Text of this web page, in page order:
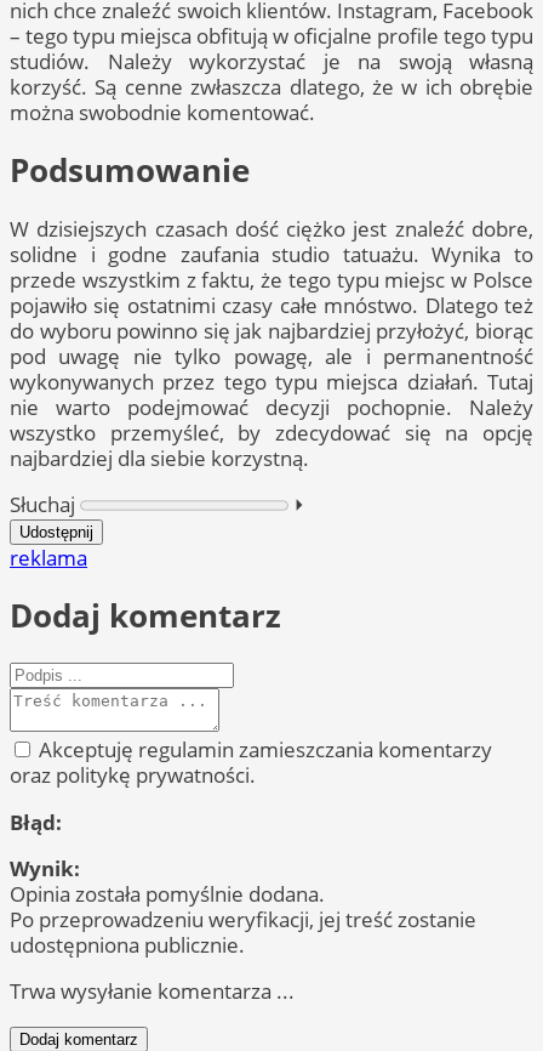
nich chce znaleźć swoich klientów. Instagram, Facebook
– tego typu miejsca obfitują w oficjalne profile tego typu
studiów. Należy wykorzystać je na swoją własną
korzyść. Są cenne zwłaszcza dlatego, że w ich obrębie
można swobodnie komentować.
Podsumowanie
W dzisiejszych czasach dość ciężko jest znaleźć dobre,
solidne i godne zaufania studio tatuażu. Wynika to
przede wszystkim z faktu, że tego typu miejsc w Polsce
pojawiło się ostatnimi czasy całe mnóstwo. Dlatego też
do wyboru powinno się jak najbardziej przyłożyć, biorąc
pod uwagę nie tylko powagę, ale i permanentność
wykonywanych przez tego typu miejsca działań. Tutaj
nie warto podejmować decyzji pochopnie. Należy
wszystko przemyśleć, by zdecydować się na opcję
najbardziej dla siebie korzystną.
Słuchaj
⏵︎
Udostępnij
reklama
Dodaj komentarz
Akceptuję regulamin zamieszczania komentarzy
oraz politykę prywatności.
Błąd:
Wynik:
Opinia została pomyślnie dodana.
Po przeprowadzeniu weryfikacji, jej treść zostanie
udostępniona publicznie.
Trwa wysyłanie komentarza ...
Dodaj komentarz